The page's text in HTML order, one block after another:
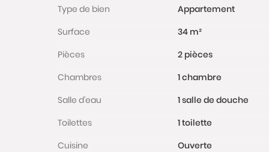
Type de bien
Appartement
Surface
34 m²
Pièces
2 pièces
Chambres
1 chambre
Salle d'eau
1 salle de douche
Toilettes
1 toilette
Cuisine
Ouverte